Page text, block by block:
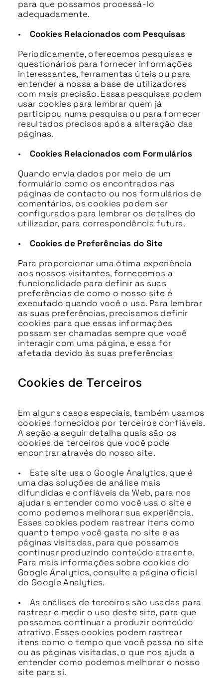
para que possamos processá-lo
adequadamente.
• Cookies Relacionados com Pesquisas
Periodicamente, oferecemos pesquisas e
questionários para fornecer informações
interessantes, ferramentas úteis ou para
entender a nossa a base de utilizadores
com mais precisão. Essas pesquisas podem
usar cookies para lembrar quem já
participou numa pesquisa ou para fornecer
resultados precisos após a alteração das
páginas.
• Cookies Relacionados com Formulários
Quando envia dados por meio de um
formulário como os encontrados nas
páginas de contacto ou nos formulários de
comentários, os cookies podem ser
configurados para lembrar os detalhes do
utilizador, para correspondência futura.
• Cookies de Preferências do Site
Para proporcionar uma ótima experiência
aos nossos visitantes, fornecemos a
funcionalidade para definir as suas
preferências de como o nosso site é
executado quando você o usa. Para lembrar
as suas preferências, precisamos definir
cookies para que essas informações
possam ser chamadas sempre que você
interagir com uma página, e essa for
afetada devido às suas preferências
Cookies de Terceiros
Em alguns casos especiais, também usamos
cookies fornecidos por terceiros confiáveis.
A seção a seguir detalha quais são os
cookies de terceiros que você pode
encontrar através do nosso site.
• Este site usa o Google Analytics, que é
uma das soluções de análise mais
difundidas e confiáveis da Web, para nos
ajudar a entender como você usa o site e
como podemos melhorar sua experiência.
Esses cookies podem rastrear itens como
quanto tempo você gasta no site e as
páginas visitadas, para que possamos
continuar produzindo conteúdo atraente.
Para mais informações sobre cookies do
Google Analytics, consulte a página oficial
do Google Analytics.
• As análises de terceiros são usadas para
rastrear e medir o uso deste site, para que
possamos continuar a produzir conteúdo
atrativo. Esses cookies podem rastrear
itens como o tempo que você passa no site
ou as páginas visitadas, o que nos ajuda a
entender como podemos melhorar o nosso
site para si.